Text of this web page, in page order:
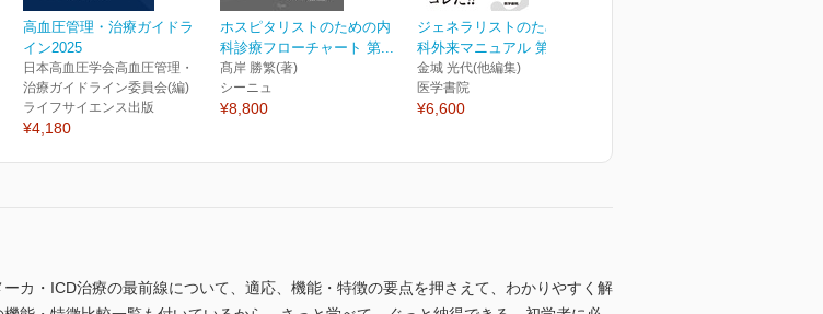
高血圧管理・治療ガイドラ
イン2025
日本高血圧学会高血圧管理・
治療ガイドライン委員会(編)
ライフサイエンス出版
¥4,180
ホスピタリストのための内
科診療フローチャート 第...
髙岸 勝繁(著)
シーニュ
¥8,800
ジェネラリストのための内
科外来マニュアル 第3版
金城 光代(他編集)
医学書院
¥6,600
カ・ICD治療の最前線について、適応、機能・特徴の要点を押さえて、わかりやすく解